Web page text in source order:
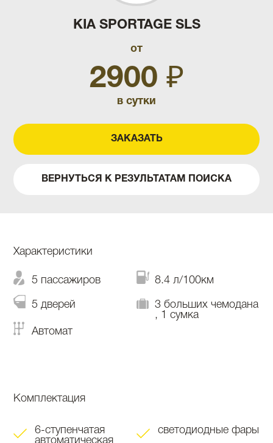
KIA SPORTAGE SLS
от
2900 ₽
в сутки
ЗАКАЗАТЬ
ВЕРНУТЬСЯ К РЕЗУЛЬТАТАМ ПОИСКА
Характеристики
5 пассажиров 8.4 л/100км
5 дверей
3 больших чемодана
, 1 сумка
Автомат
Комплектация
6-ступенчатая
автоматическая
светодиодные фары